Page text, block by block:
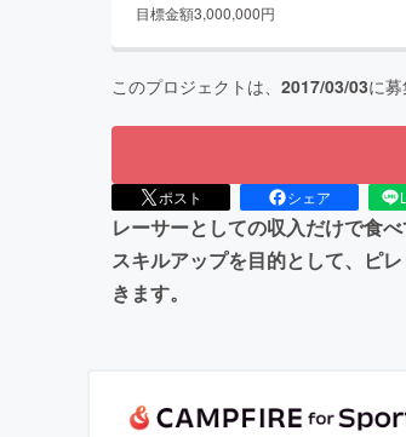
目標金額3,000,000円
このプロジェクトは、 2017/03/03に募
ポスト シェア
レーサーとしての収入だけで食
スキルアップを目的として、ピ
きます。